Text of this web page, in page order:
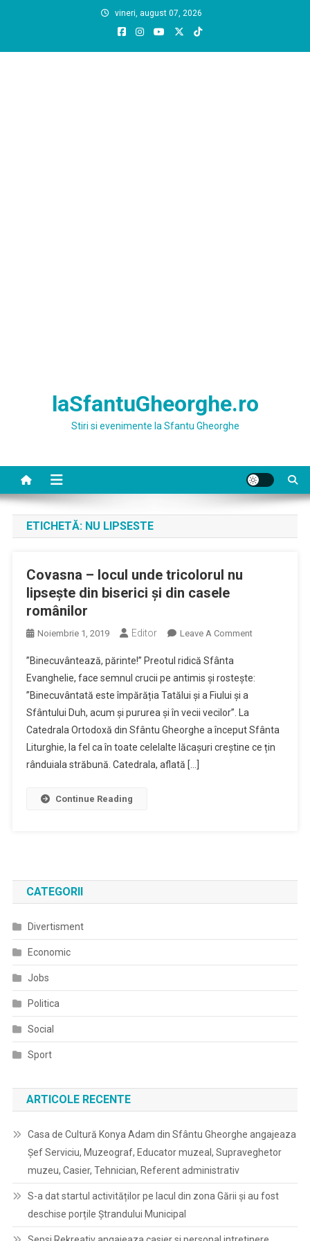
vineri, august 07, 2026
laSfantuGheorghe.ro
Stiri si evenimente la Sfantu Gheorghe
ETICHETĂ: NU LIPSESTE
Covasna – locul unde tricolorul nu
lipsește din biserici și din casele
românilor
Noiembrie 1, 2019 Editor Leave A CommentOn
Locul
Nu
Lipsește
”Binecuvântează, părinte!” Preotul ridică Sfânta
Evanghelie, face semnul crucii pe antimis și rostește:
”Binecuvântată este împărăția Tatălui și a Fiului și a
Sfântului Duh, acum și pururea și în vecii vecilor”. La
Catedrala Ortodoxă din Sfântu Gheorghe a început Sfânta
Liturghie, la fel ca în toate celelalte lăcașuri creștine ce țin
rânduiala străbună. Catedrala, aflată […]
Continue Reading
CATEGORII
Divertisment
Economic
Jobs
Politica
Social
Sport
ARTICOLE RECENTE
Casa de Cultură Konya Adam din Sfântu Gheorghe angajeaza
Șef Serviciu, Muzeograf, Educator muzeal, Supraveghetor
muzeu, Casier, Tehnician, Referent administrativ
S-a dat startul activităților pe lacul din zona Gării și au fost
deschise porțile Ștrandului Municipal